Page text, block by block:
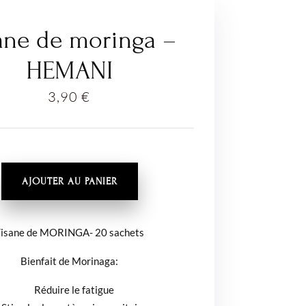
de moringa –
HEMANI
3,90€
AJOUTER AU PANIER
de MORINGA- 20 sachets
Bienfait de Morinaga:
Réduire le fatigue